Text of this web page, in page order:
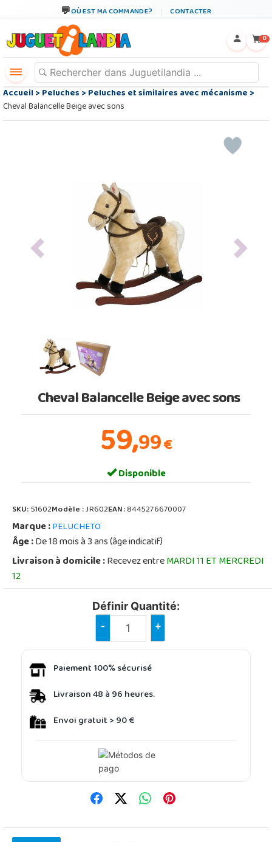
OÙ EST MA COMMANDE? CONTACTER
0
Accueil>Peluches>Peluches et similaires avec mécanisme>
Cheval Balancelle Beige avec sons
Previous Next
Cheval Balancelle Beige avec sons
59,99€
Disponible
SKU:51602Modèle :JR602EAN:8445276670007
Marque :PELUCHETO
Âge :De 18 mois à 3 ans (âge indicatif)
Livraison à domicile :Recevez entreMARDI 11 ET MERCREDI
12
Définir Quantité:
- +
Paiement 100% sécurisé
Livraison 48 à 96 heures.
Envoi gratuit > 90 €